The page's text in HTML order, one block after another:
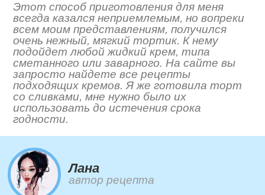
Этот способ приготовления для меня
всегда казался неприемлемым, но вопреки
всем моим представлениям, получился
очень нежный, мягкий тортик. К нему
подойдет любой жидкий крем, типа
сметанного или заварного. На сайте вы
запросто найдете все рецепты
подходящих кремов. Я же готовила торт
со сливками, мне нужно было их
использовать до истечения срока
годности.
Лана
автор рецепта